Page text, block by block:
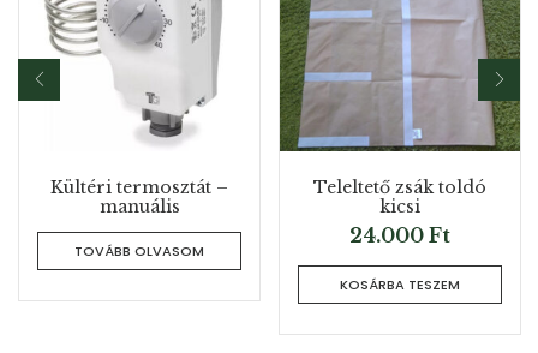
Kültéri termosztát –
manuális
TOVÁBB OLVASOM
Teleltető zsák toldó
kicsi
24.000 Ft
KOSÁRBA TESZEM